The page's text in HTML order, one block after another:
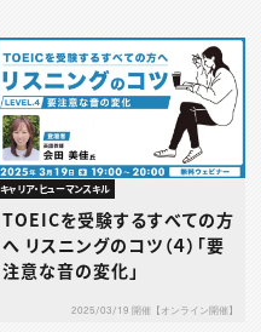
キャリア・ヒューマンスキル
TOEICを受験するすべての方
へ リスニングのコツ（４）「要
注意な音の変化」
2025/03/19 開催【オンライン開催】